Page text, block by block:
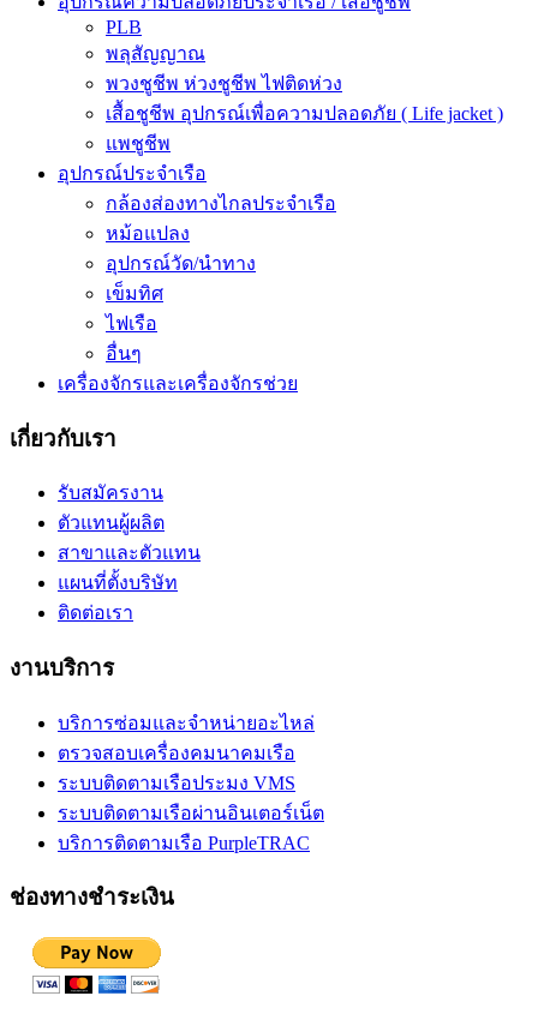
PLB
พลุสัญญาณ
พวงชูชีพ ห่วงชูชีพ ไฟติดห่วง
เสื้อชูชีพ อุปกรณ์เพื่อความปลอดภัย ( Life jacket )
แพชูชีพ
อุปกรณ์ประจำเรือ
กล้องส่องทางไกลประจำเรือ
หม้อแปลง
อุปกรณ์วัด/นำทาง
เข็มทิศ
ไฟเรือ
อื่นๆ
เครื่องจักรและเครื่องจักรช่วย
เกี่ยวกับเรา
รับสมัครงาน
ตัวแทนผู้ผลิต
สาขาและตัวแทน
แผนที่ตั้งบริษัท
ติดต่อเรา
งานบริการ
บริการซ่อมและจำหน่ายอะไหล่
ตรวจสอบเครื่องคมนาคมเรือ
ระบบติดตามเรือประมง VMS
ระบบติดตามเรือผ่านอินเตอร์เน็ต
บริการติดตามเรือ PurpleTRAC
ช่องทางชำระเงิน